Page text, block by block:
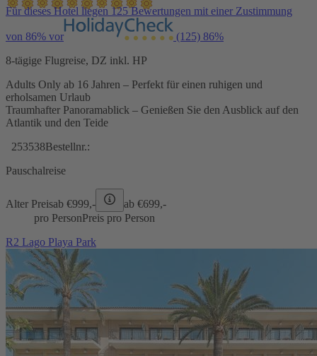
Für dieses Hotel liegen 125 Bewertungen mit einer Zustimmung
von 86% vor (125) 86%
8-tägige Flugreise, DZ inkl. HP
Adults Only ab 16 Jahren – Perfekt für einen ruhigen und
erholsamen Urlaub
Traumhafter Panoramablick – Genießen Sie den Ausblick auf den
Atlantik und den Teide
253538Bestellnr.:
Pauschalreise
Alter Preisab €999,- ab €699,-
pro PersonPreis pro Person
R2 Lago Playa Park